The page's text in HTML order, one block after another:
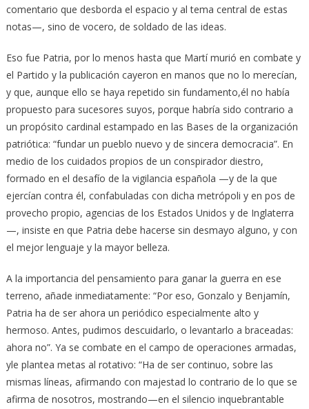
comentario que desborda el espacio y al tema central de estas
notas—, sino de vocero, de soldado de las ideas.
Eso fue Patria, por lo menos hasta que Martí murió en combate y
el Partido y la publicación cayeron en manos que no lo merecían,
y que, aunque ello se haya repetido sin fundamento,él no había
propuesto para sucesores suyos, porque habría sido contrario a
un propósito cardinal estampado en las Bases de la organización
patriótica: “fundar un pueblo nuevo y de sincera democracia”. En
medio de los cuidados propios de un conspirador diestro,
formado en el desafío de la vigilancia española —y de la que
ejercían contra él, confabuladas con dicha metrópoli y en pos de
provecho propio, agencias de los Estados Unidos y de Inglaterra
—, insiste en que Patria debe hacerse sin desmayo alguno, y con
el mejor lenguaje y la mayor belleza.
A la importancia del pensamiento para ganar la guerra en ese
terreno, añade inmediatamente: “Por eso, Gonzalo y Benjamín,
Patria ha de ser ahora un periódico especialmente alto y
hermoso. Antes, pudimos descuidarlo, o levantarlo a braceadas:
ahora no”. Ya se combate en el campo de operaciones armadas,
yle plantea metas al rotativo: “Ha de ser continuo, sobre las
mismas líneas, afirmando con majestad lo contrario de lo que se
afirma de nosotros, mostrando—en el silencio inquebrantable